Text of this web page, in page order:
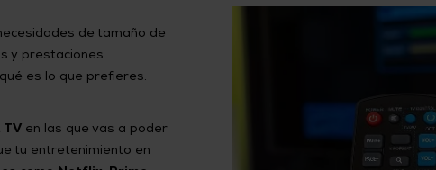
de tamaño de
y prestaciones
es lo que prefieres.
en las que vas a poder
tu entretenimiento en